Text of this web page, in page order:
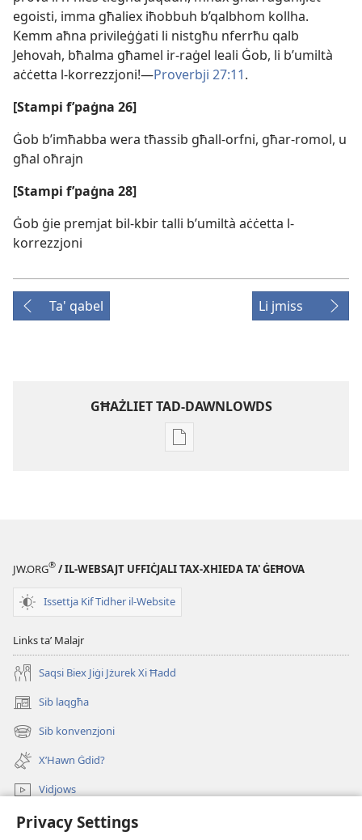
Privacy Settings
egoisti, imma għaliex iħobbuh b’qalbhom kollha.
Kemm aħna privileġġati li nistgħu nferrħu qalb
Jehovah, bħalma għamel ir-​raġel leali Ġob, li b’umiltà
aċċetta l-​korrezzjoni!—Proverbji 27:11.
[Stampi f’paġna 26]
Ġob b’imħabba wera tħassib għall-​orfni, għar-​romol, u
għal oħrajn
[Stampi f’paġna 28]
Ġob ġie premjat bil-​kbir talli b’umiltà aċċetta l-​
korrezzjoni
Ta' qabel Li jmiss
GĦAŻLIET TAD-DAWNLOWDS
Għażliet
IT-
GĦASSA
EDIZZJONI
JW.ORG® / IL-WEBSAJT UFFIĊJALI TAX-XHIEDA TA' ĠEĦOVA
Issettja Kif Tidher il-Website
Links taʼ Malajr
Saqsi Biex Jiġi Jżurek Xi Ħadd
Sib laqgħa
(opens
new
window)
Sib konvenzjoni
(opens
new
window)
X’Hawn Ġdid?
Vidjows
Fittex f’JW.ORG